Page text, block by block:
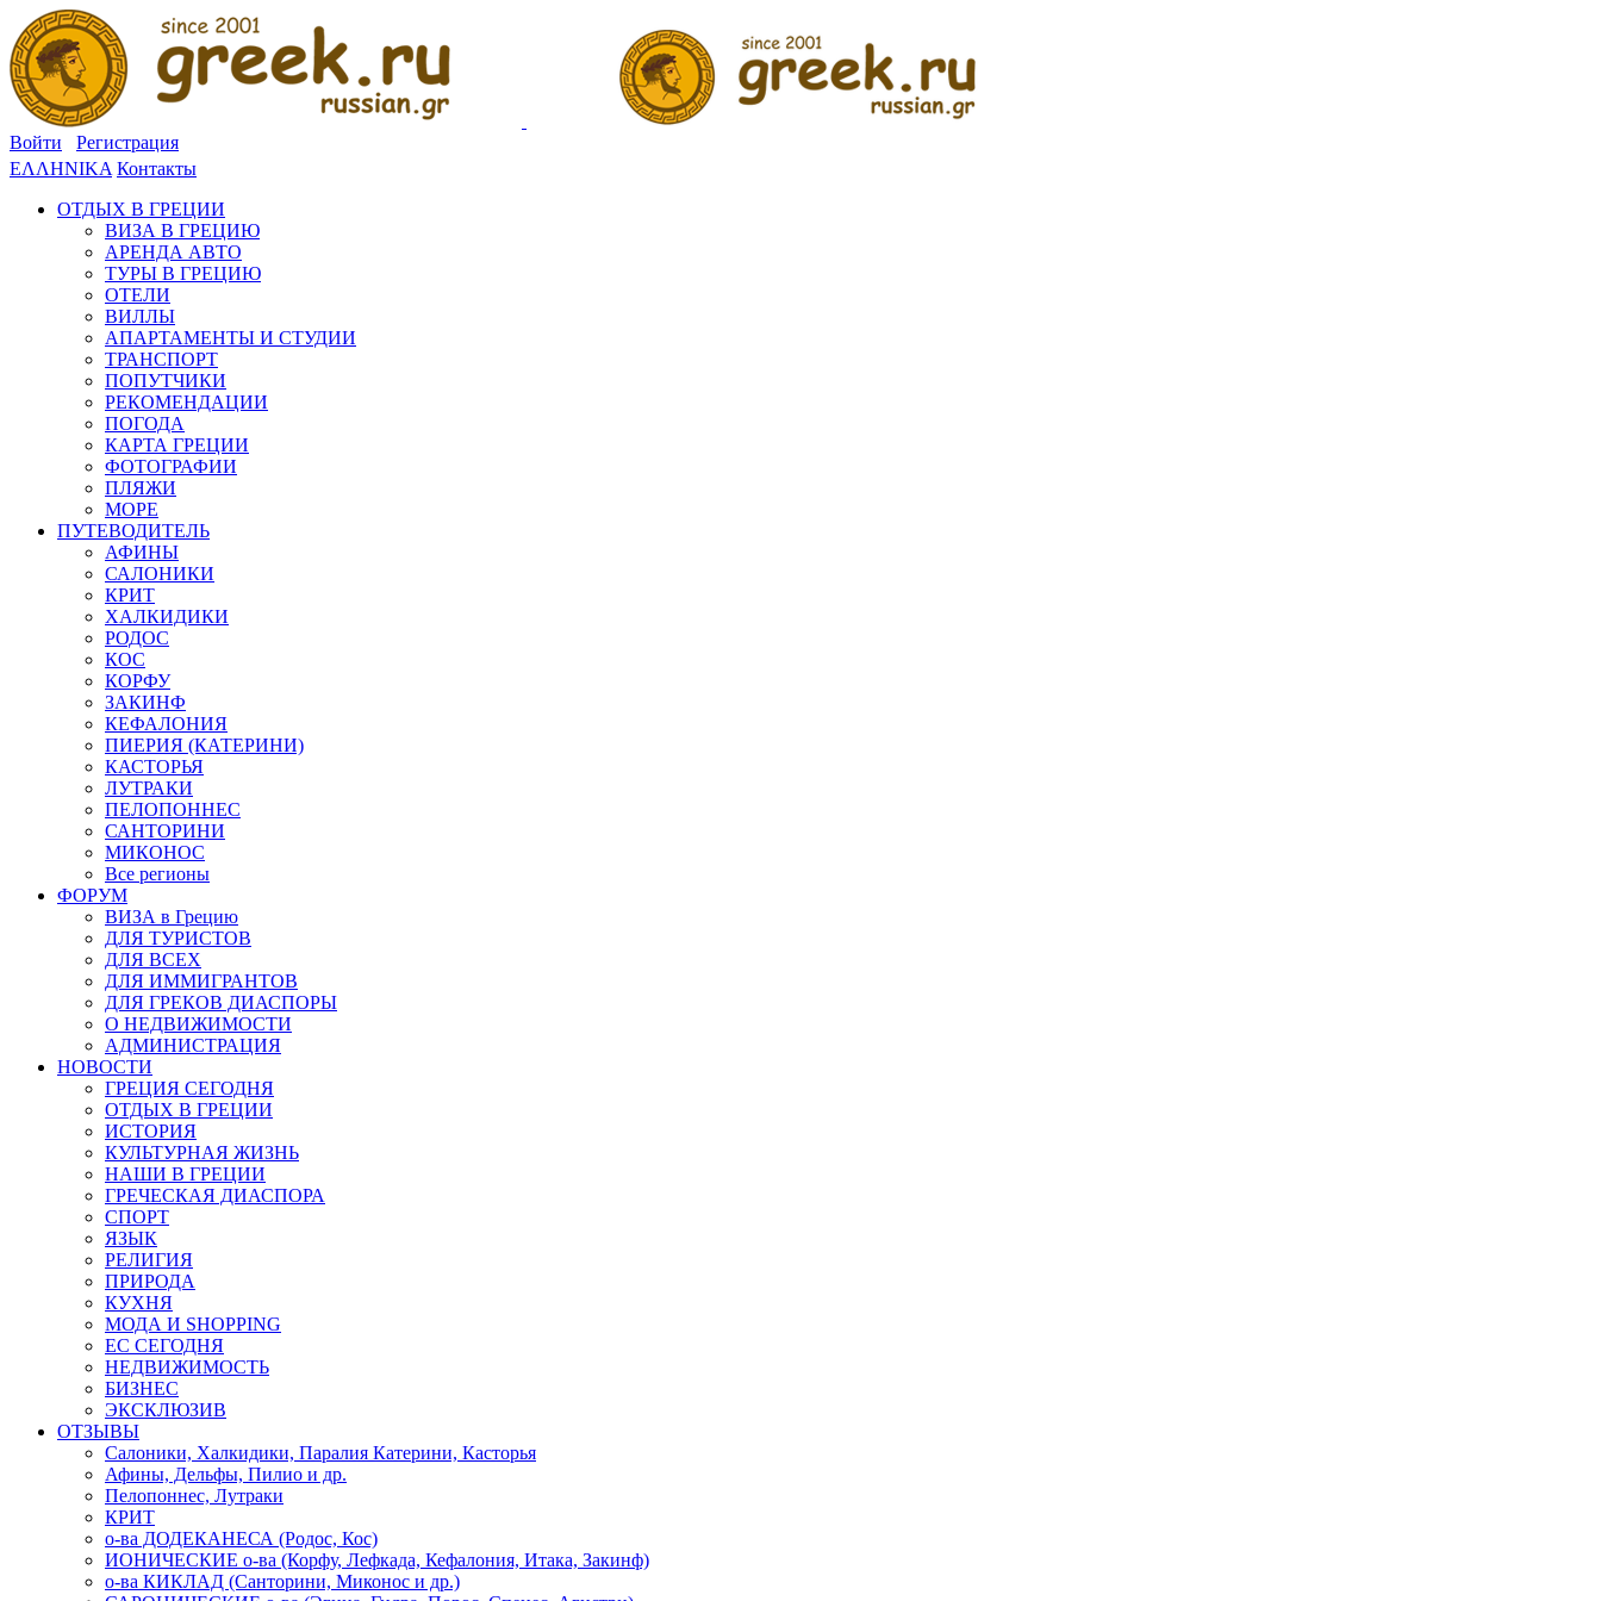
Войти
Регистрация
ΕΛΛΗΝΙΚΑ Контакты
ОТДЫХ В ГРЕЦИИ
ВИЗА В ГРЕЦИЮ
АРЕНДА АВТО
ТУРЫ В ГРЕЦИЮ
ОТЕЛИ
ВИЛЛЫ
АПАРТАМЕНТЫ И СТУДИИ
ТРАНСПОРТ
ПОПУТЧИКИ
РЕКОМЕНДАЦИИ
ПОГОДА
КАРТА ГРЕЦИИ
ФОТОГРАФИИ
ПЛЯЖИ
МОРЕ
ПУТЕВОДИТЕЛЬ
АФИНЫ
САЛОНИКИ
КРИТ
ХАЛКИДИКИ
РОДОС
КОС
КОРФУ
ЗАКИНФ
КЕФАЛОНИЯ
ПИЕРИЯ (КАТЕРИНИ)
КАСТОРЬЯ
ЛУТРАКИ
ПЕЛОПОННЕС
САНТОРИНИ
МИКОНОС
Все регионы
ФОРУМ
ВИЗА в Грецию
ДЛЯ ТУРИСТОВ
ДЛЯ ВСЕХ
ДЛЯ ИММИГРАНТОВ
ДЛЯ ГРЕКОВ ДИАСПОРЫ
О НЕДВИЖИМОСТИ
АДМИНИСТРАЦИЯ
НОВОСТИ
ГРЕЦИЯ СЕГОДНЯ
ОТДЫХ В ГРЕЦИИ
ИСТОРИЯ
КУЛЬТУРНАЯ ЖИЗНЬ
НАШИ В ГРЕЦИИ
ГРЕЧЕСКАЯ ДИАСПОРА
СПОРТ
ЯЗЫК
РЕЛИГИЯ
ПРИРОДА
КУХНЯ
МОДА И SHOPPING
ЕС СЕГОДНЯ
НЕДВИЖИМОСТЬ
БИЗНЕС
ЭКСКЛЮЗИВ
ОТЗЫВЫ
Салоники, Халкидики, Паралия Катерини, Касторья
Афины, Дельфы, Пилио и др.
Пелопоннес, Лутраки
КРИТ
о-ва ДОДЕКАНЕСА (Родос, Кос)
ИОНИЧЕСКИЕ о-ва (Корфу, Лефкада, Кефалония, Итака, Закинф)
о-ва КИКЛАД (Санторини, Миконос и др.)